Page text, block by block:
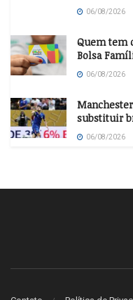
06/08/2026
Quem tem
Bolsa
06/08/2026
substituir
06/08/2026